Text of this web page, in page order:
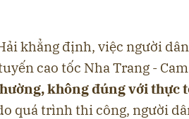
khẳng định, việc người
cao tốc Nha Trang -
không đúng với thực
quá trình thi công, người